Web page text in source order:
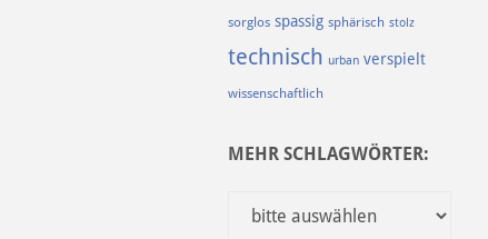
sorglos spassig sphärisch stolz
technisch urban verspielt
wissenschaftlich
MEHR SCHLAGWÖRTER: